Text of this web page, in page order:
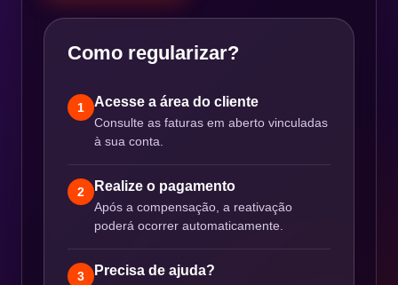
Como regularizar?
1 Acesse a área do cliente
Consulte as faturas em aberto vinculadas
à sua conta.
2 Realize o pagamento
Após a compensação, a reativação
poderá ocorrer automaticamente.
3 Precisa de ajuda?